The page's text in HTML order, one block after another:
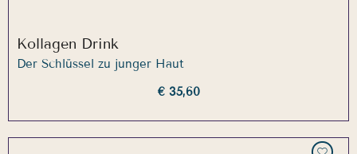
Kollagen Drink
Der Schlüssel zu junger Haut
€ 35,60